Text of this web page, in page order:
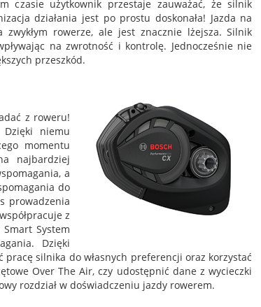
czasie użytkownik przestaje zauważać, że silnik
działania jest po prostu doskonała! Jazda na
zwykłym rowerze, ale jest znacznie lżejsza. Silnik
na zwrotność i kontrolę. Jednocześnie nie
przeszkód.
z roweru!
niemu
momentu
najbardziej
a
do
prowadzenia
z
System
Dzięki
pracę silnika do własnych preferencji oraz korzystać
Over The Air, czy udostępnić dane z wycieczki
rozdział w doświadczeniu jazdy rowerem.